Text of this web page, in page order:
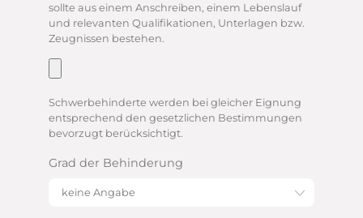
sollte aus einem Anschreiben, einem Lebenslauf
und relevanten Qualifikationen, Unterlagen bzw.
Zeugnissen bestehen.
Schwerbehinderte werden bei gleicher Eignung
entsprechend den gesetzlichen Bestimmungen
bevorzugt berücksichtigt.
Grad der Behinderung